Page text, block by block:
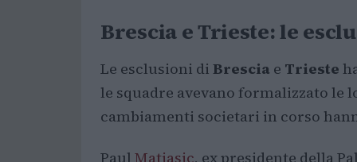
Brescia e Trieste: le
Le esclusioni di Brescia e Trieste
le squadre avevano formalizzato le
cambiamenti societari in corso
Paul Matiasic, ex presidente della